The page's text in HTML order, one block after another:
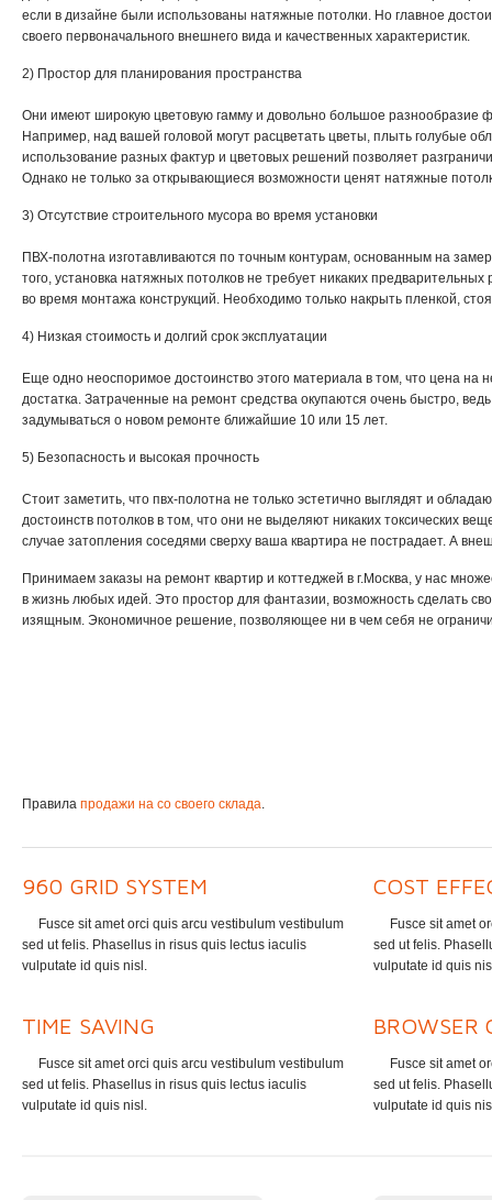
1
если в дизайне были использованы натяжные потолки. Но главное
своего первоначального внешнего вида и качественных характеристик.
2) Простор для планирования пространства
Они имеют широкую цветовую гамму и довольно большое разнообразие
Например, над вашей головой могут расцветать цветы, плыть голубые
использование разных фактур и цветовых решений позволяет
Однако не только за открывающиеся возможности ценят натяжные
3) Отсутствие строительного мусора во время установки
ПВХ-полотна изготавливаются по точным контурам, основанным на
того, установка натяжных потолков не требует никаких
во время монтажа конструкций. Необходимо только накрыть пленкой,
4) Низкая стоимость и долгий срок эксплуатации
Еще одно неоспоримое достоинство этого материала в том, что цена на
достатка. Затраченные на ремонт средства окупаются очень быстро,
задумываться о новом ремонте ближайшие 10 или 15 лет.
5) Безопасность и высокая прочность
Стоит заметить, что пвх-полотна не только эстетично выглядят и
достоинств потолков в том, что они не выделяют никаких токсических
случае затопления соседями сверху ваша квартира не пострадает. А
Принимаем заказы на ремонт квартир и коттеджей в г.Москва, у нас
в жизнь любых идей. Это простор для фантазии, возможность сделать
изящным. Экономичное решение, позволяющее ни в чем себя не
Правила продажи на со своего склада.
960 GRID SYSTEM
Fusce sit amet orci quis arcu vestibulum vestibulum
sed ut felis. Phasellus in risus quis lectus iaculis
vulputate id quis nisl.
COST
Fusce sit amet
sed ut felis.
vulputate id quis
TIME SAVING
Fusce sit amet orci quis arcu vestibulum vestibulum
sed ut felis. Phasellus in risus quis lectus iaculis
vulputate id quis nisl.
BROWSER
Fusce sit amet
sed ut felis.
vulputate id quis